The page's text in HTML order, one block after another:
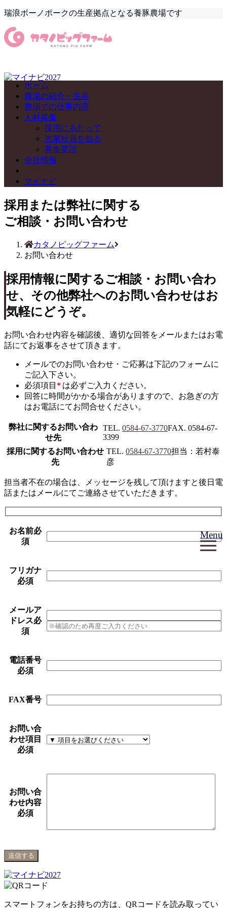
瑞浪ボーノポークの生産拠点となる養豚農場です
Menu
ホーム
農場の紹介・生産
農場での仕事内容
人材募集
採用にあたって
先輩社員を知る
募集要項
会社情報
マイナビ
採用または弊社に関する
ご相談・お問い合わせ
カタノピッグファーム
お問い合わせ
採用情報に関するご相談・お問い合わ
せ、その他弊社へのお問い合わせはお
気軽にどうぞ。
お問い合わせ内容を確認後、適切な回答をメールまたはお電
話にてお返事をさせて頂きます。
メールでのお問い合わせ・ご応募は下記のフォームに
ご記入下さい。
必須項目 * は必ずご入力ください。
回答に時間がかかる場合がありますので、お急ぎの方
はお電話にてお問合せください。
弊社に関するお問い合わ
せ先
TEL. 0584-67-3770FAX. 0584-67-
3399
採用に関するお問い合わせ
先
TEL. 0584-67-3770担当：若村泰
彦
担当者不在の場合は、メッセージを残して頂けますと後日電
話またはメールにてご連絡させていただきます。
お名前必
須
フリガナ
必須
メールア
ドレス必
須
電話番号
必須
FAX番号
お問い合
わせ項目
必須
お問い合
わせ内容
必須
スマートフォンをお持ちの方は、QRコードを読み取ってい